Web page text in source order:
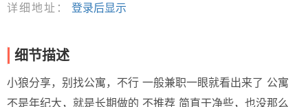
详细地址：
登录后显示
细节描述
小狼分享，别找公寓，不行 一般兼职一眼就看出来了 公寓
不是年纪大，就是长期做的 不推荐 简直干净些，也没那么